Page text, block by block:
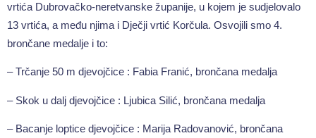
vrtića Dubrovačko-neretvanske županije, u kojem je sudjelovalo
13 vrtića, a među njima i Dječji vrtić Korčula. Osvojili smo 4.
brončane medalje i to:
– Trčanje 50 m djevojčice : Fabia Franić, brončana medalja
– Skok u dalj djevojčice : Ljubica Silić, brončana medalja
– Bacanje loptice djevojčice : Marija Radovanović, brončana